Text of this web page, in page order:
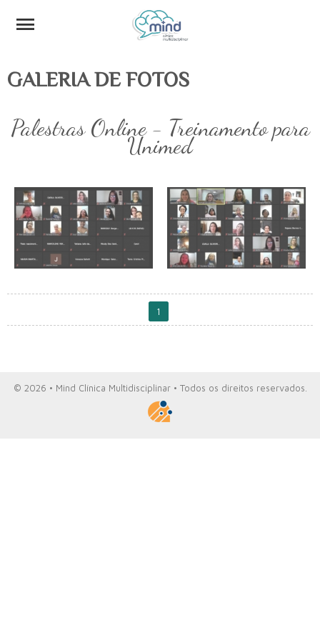
GALERIA DE FOTOS
Palestras Online - Treinamento para
Unimed
1
© 2026 • Mind Clínica Multidisciplinar • Todos os direitos reservados.